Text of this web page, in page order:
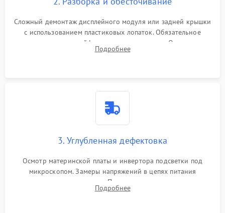
Механические повреждения
Поломка батареи (если
Неисправность тачпада
1500 ₽ Подробнее →
1000 ₽
Неисправность BIOS 1500 ₽ Подробнее →
Сложный демонтаж дисплейного модуля или задней крышки
с использованием пластиковых лопаток. Обязательное
отключение шлейфов матрицы и питания. Очистка
массивной системы охлаждения от скопившейся пыли.
Подробнее
3. Углубленная дефектовка
Осмотр материнской платы и инвертора подсветки под
микроскопом. Замеры напряжений в цепях питания
процессора и видеокарты. Проверка состояния жесткого
диска и оперативной памяти с помощью POST-карт и
Подробнее